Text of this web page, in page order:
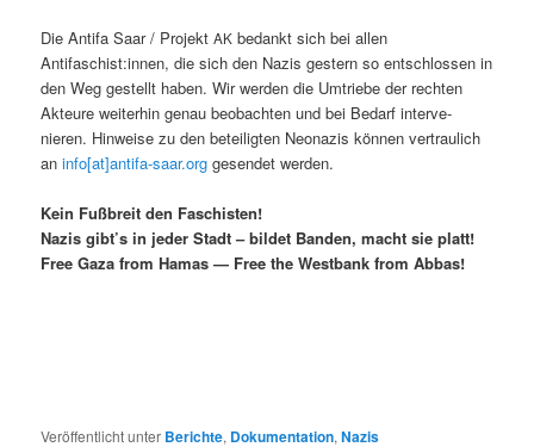
Die Antifa Saar / Pro­jektAK bedankt sich bei allen
Antifaschist:innen, die sich den Nazis gestern so entschlossen in
den Weg gestellt haben. Wir wer­den die Umtriebe der recht­en
Akteure weit­er­hin genau beobacht­en und bei Bedarf inter­ve­
nieren. Hin­weise zu den beteiligten Neon­azis kön­nen ver­traulich
aninfo[at]antifa-saar.org gesendet wer­den.
Kein Fußbre­it den Faschis­ten!
Nazis gibt’s in jed­er Stadt – bildet Ban­den, macht sie platt!
Free Gaza from Hamas — Free the West­bank from Abbas!
Veröffentlicht unter Berichte, Dokumentation,Nazis